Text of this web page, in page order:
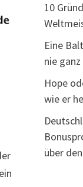
10
Eine
nie
Hope
wie er
über